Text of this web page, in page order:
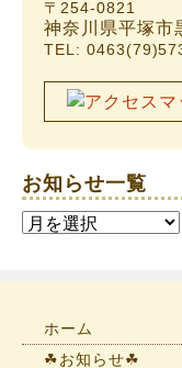
〒254-0821
神奈川県平塚市
TEL:
お知らせ一覧
お
ホーム
☘お知らせ☘